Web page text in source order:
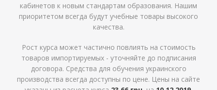
кабинетов к новым стандартам образования. Нашим
приоритетом всегда будут учебные товары высокого
качества.
Рост курса может частично повлиять на стоимость
товаров импортируемых - уточняйте до подписания
договора. Средства для обучения украинского
производства всегда доступны по цене. Цены на сайте